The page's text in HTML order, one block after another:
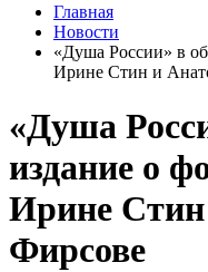
Главная
Новости
«Душа России» в
Ирине Стин и
«Душа
издание о
Ирине
Фирсове